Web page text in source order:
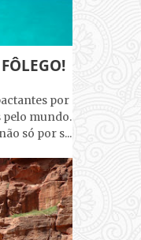
por
pelo mundo.
só por s...